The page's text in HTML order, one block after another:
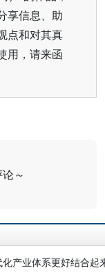
享信息、助
点和对其真
用，请来函
～
产业体系更好结合起